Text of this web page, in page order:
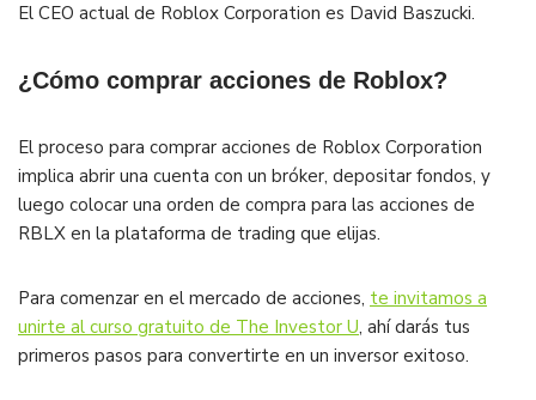
El CEO actual de Roblox Corporation es David Baszucki.
¿Cómo comprar acciones de Roblox?
El proceso para comprar acciones de Roblox Corporation
implica abrir una cuenta con un bróker, depositar fondos, y
luego colocar una orden de compra para las acciones de
RBLX en la plataforma de trading que elijas.
Para comenzar en el mercado de acciones, te invitamos a
unirte al curso gratuito de The Investor U, ahí darás tus
primeros pasos para convertirte en un inversor exitoso.